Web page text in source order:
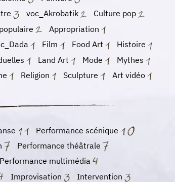
voc_Akrobatik
Culture pop
Appropriation
Film Food Art
Histoire
Land Art Mode
Mythes
Religion Sculpture
Art vidéo
Performance scénique
Performance théâtrale
Performance multimédia
Improvisation
Intervention